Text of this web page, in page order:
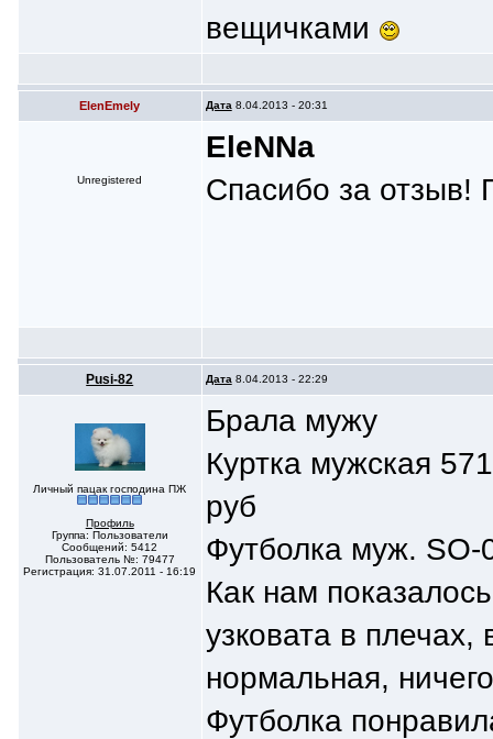
вещичками
ElenEmely Дата 8.04.2013 - 20:31
Unregistered
ЕlеNNa
Спасибо за
Pusi-82 Дата 8.04.2013 - 22:29
Личный пацак господина ПЖ
Профиль
Группа: Пользователи
Сообщений: 5412
Пользователь №: 79477
Регистрация: 31.07.2011 - 16:19
Брала мужу
Куртка мужская
руб
Футболка муж.
Как нам
узковата в
нормальная,
Футболка